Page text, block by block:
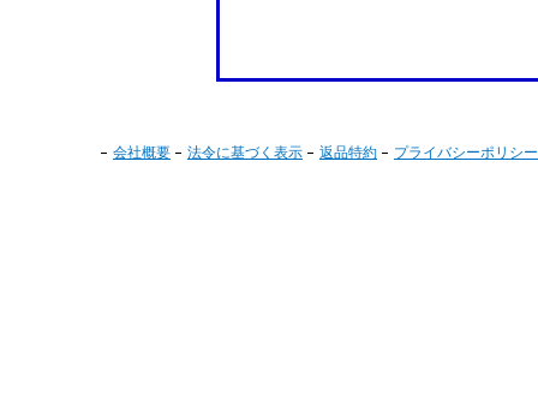
会社概要 法令に基づく表示 返品特約 プライバシーポリシー